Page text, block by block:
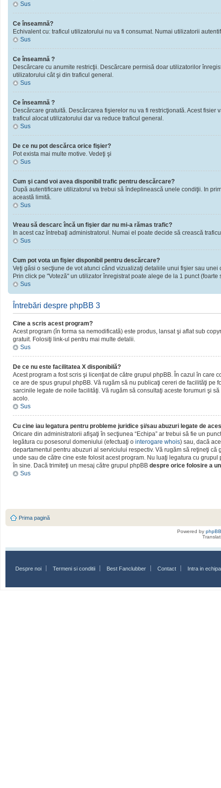
Sus
Ce înseamnă?
Echivalent cu: traficul utilizatorului nu va fi consumat. Numai utilizatorii
Sus
Ce înseamnă ?
Descărcare cu anumite restricţii. Descărcare permisă doar utilizatorilor
utilizatorului cât şi din traficul general.
Sus
Ce înseamnă ?
Descărcare gratuită. Descărcarea fişierelor nu va fi restricţionată. Acest
traficul alocat utilizatorului dar va reduce traficul general.
Sus
De ce nu pot descărca orice fişier?
Pot exista mai multe motive. Vedeţi şi
Sus
Cum şi cand voi avea disponibil trafic pentru descărcare?
După autentificare utilizatorul va trebui să îndeplinească unele condiţii. In
această limită.
Sus
Vreau să descarc încă un fişier dar nu mi-a rămas trafic?
In acest caz întrebaţi administratorul. Numai el poate decide să crească
Sus
Cum pot vota un fişier disponibil pentru descărcare?
Veţi găsi o secţiune de vot atunci când vizualizaţi detaliile unui fişier sau unei
Prin click pe "Voteză" un utilizator înregistrat poate alege de la 1 punct
Sus
Întrebări despre phpBB 3
Cine a scris acest program?
Acest program (în forma sa nemodificată) este produs, lansat şi aflat sub
gratuit. Folosiţi link-ul pentru mai multe detalii.
Sus
De ce nu este facilitatea X disponibilă?
Acest program a fost scris şi licenţiat de către grupul phpBB. În cazul în care
ce are de spus grupul phpBB. Vă rugăm să nu publicaţi cereri de facilităţi
sarcinile legate de noile facilităţi. Vă rugăm să consultaţi aceste forumuri şi
acolo.
Sus
Cu cine iau legatura pentru probleme juridice şi/sau abuzuri legate de
Oricare din administratorii afişaţi în secţiunea “Echipa” ar trebui să fie un
legătura cu posesorul domeniului (efectuaţi o interogare whois) sau, dacă
departamentul pentru abuzuri al serviciului respectiv. Vă rugăm să reţineţi că
unde sau de către cine este folosit acest program. Nu luaţi legatura cu
în sine. Dacă trimiteţi un mesaj către grupul phpBB despre orice folosire a
Sus
Prima pagină
Powered by phpBB
Despre noi Termeni si conditii Best Fanclubber Contact Intra in